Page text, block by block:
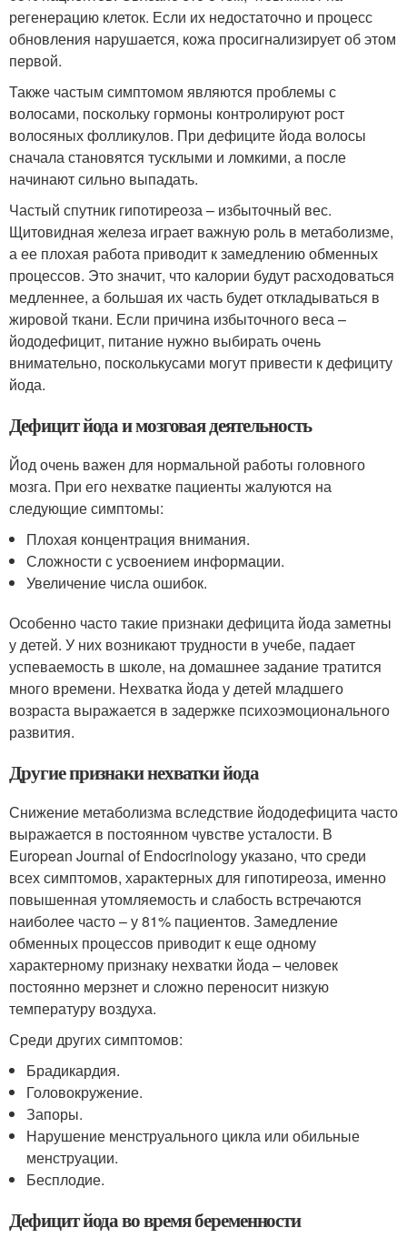
регенерацию клеток. Если их недостаточно и процесс
обновления нарушается, кожа просигнализирует об этом
первой.
Также частым симптомом являются проблемы с
волосами, поскольку гормоны контролируют рост
волосяных фолликулов. При дефиците йода волосы
сначала становятся тусклыми и ломкими, а после
начинают сильно выпадать.
Частый спутник гипотиреоза – избыточный вес.
Щитовидная железа играет важную роль в метаболизме,
а ее плохая работа приводит к замедлению обменных
процессов. Это значит, что калории будут расходоваться
медленнее, а большая их часть будет откладываться в
жировой ткани. Если причина избыточного веса –
йододефицит, питание нужно выбирать очень
внимательно, посколькусами могут привести к дефициту
йода.
Дефицит йода и мозговая деятельность
Йод очень важен для нормальной работы головного
мозга. При его нехватке пациенты жалуются на
следующие симптомы:
Плохая концентрация внимания.
Сложности с усвоением информации.
Увеличение числа ошибок.
Особенно часто такие признаки дефицита йода заметны
у детей. У них возникают трудности в учебе, падает
успеваемость в школе, на домашнее задание тратится
много времени. Нехватка йода у детей младшего
возраста выражается в задержке психоэмоционального
развития.
Другие признаки нехватки йода
Снижение метаболизма вследствие йододефицита часто
выражается в постоянном чувстве усталости. В
European Journal of Endocrinology указано, что среди
всех симптомов, характерных для гипотиреоза, именно
повышенная утомляемость и слабость встречаются
наиболее часто – у 81% пациентов. Замедление
обменных процессов приводит к еще одному
характерному признаку нехватки йода – человек
постоянно мерзнет и сложно переносит низкую
температуру воздуха.
Среди других симптомов:
Брадикардия.
Головокружение.
Запоры.
Нарушение менструального цикла или обильные
менструации.
Бесплодие.
Дефицит йода во время беременности